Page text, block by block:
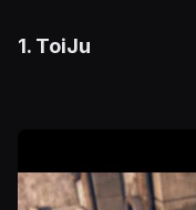
1. ToiJu